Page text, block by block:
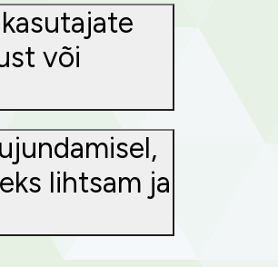
või
lihtsam ja